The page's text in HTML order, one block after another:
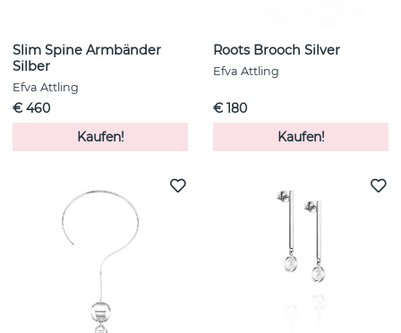
Slim Spine Armbänder
Silber
Efva Attling
€ 460
Kaufen!
Roots Brooch Silver
Efva Attling
€ 180
Kaufen!